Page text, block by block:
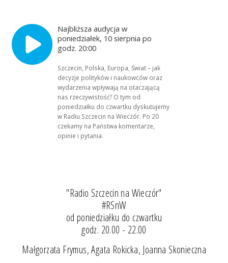
Najbliższa audycja w
poniedziałek, 10 sierpnia po
godz. 20:00
Szczecin, Polska, Europa, Świat – jak
decyzje polityków i naukowców oraz
wydarzenia wpływają na otaczającą
nas rzeczywistość? O tym od
poniedziałku do czwartku dyskutujemy
w Radiu Szczecin na Wieczór. Po 20
czekamy na Państwa komentarze,
opinie i pytania.
"Radio Szczecin na Wieczór"
#RSnW
od poniedziałku do czwartku
godz. 20.00 - 22.00
Małgorzata Frymus, Agata Rokicka, Joanna Skonieczna